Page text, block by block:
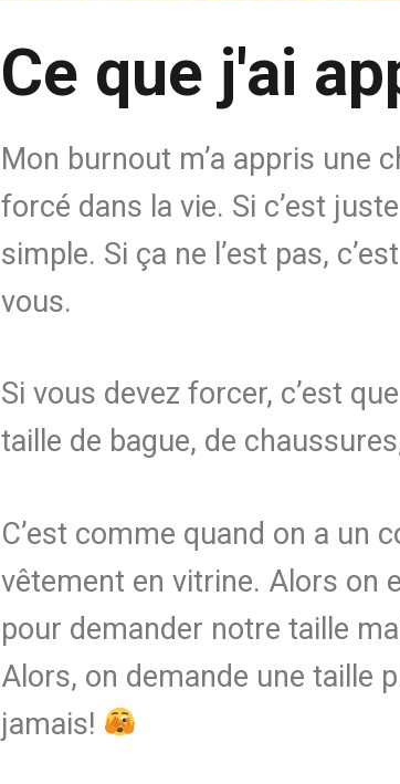
Ce que j'ai
Mon burnout m’a appris une
forcé dans la vie. Si c’est
simple. Si ça ne l’est pas,
vous.
Si vous devez forcer, c’est
taille de bague, de
C’est comme quand on a un
vêtement en vitrine. Alors on
pour demander notre taille
Alors, on demande une taille
jamais!